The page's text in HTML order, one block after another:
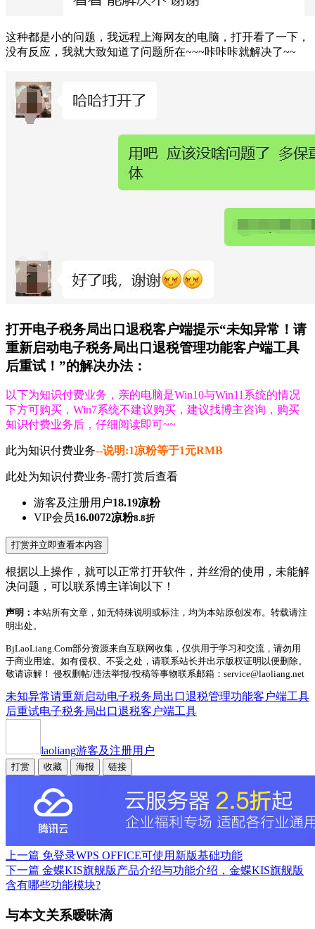
这种都是小的问题，我远程上海网友的电脑，打开看了一下，
没有反应，我就大致知道了问题所在~~~咔咔咔就解决了~~
打开电子税务局出口退税客户端提示“未知异常！请
重新启动电子税务局出口退税管理功能客户端工具
后重试！”的解决办法：
以下为知识付费业务，亲的电脑是Win10与Win11系统的情况
下方可购买，Win7系统不建议购买，建议找博主咨询，购买
知识付费业务后，仔细阅读即可~~
此为知识付费业务--说明:1凉粉等于1元RMB
此处为知识付费业务-需打赏后查看
游客及注册用户18.19凉粉
VIP会员16.0072凉粉8.8折
打赏并立即查看本内容
根据以上操作，就可以正常打开软件，并丝滑的使用，未能解
决问题，可以联系博主详询以下！
声明： 本站所有文章，如无特殊说明或标注，均为本站原创发布。转载请注
明出处。
BjLaoLiang.Com部分资源来自互联网收集，仅供用于学习和交流，请勿用
于商业用途。如有侵权、不妥之处，请联系站长并出示版权证明以便删除。
敬请谅解！ 侵权删帖/违法举报/投稿等事物联系邮箱：service@laoliang.net
未知异常请重新启动电子税务局出口退税管理功能客户端工具
后重试电子税务局出口退税客户端工具
laoliang游客及注册用户
打赏 收藏 海报 链接
上一篇 免登录WPS OFFICE可使用新版基础功能
下一篇 金蝶KIS旗舰版产品介绍与功能介绍，金蝶KIS旗舰版
含有哪些功能模块?
与本文关系暧昧滴